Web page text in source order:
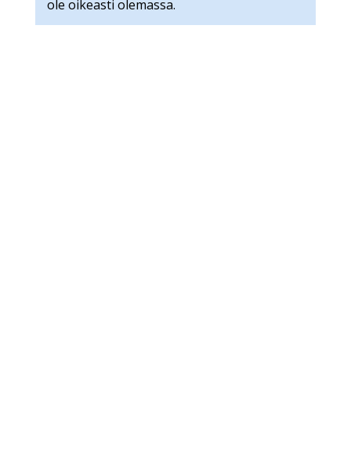
ole oikeasti olemassa.